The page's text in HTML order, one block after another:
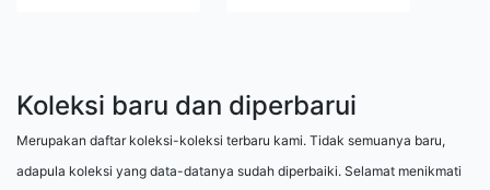
Koleksi baru dan diperbarui
Merupakan daftar koleksi-koleksi terbaru kami. Tidak semuanya baru,
adapula koleksi yang data-datanya sudah diperbaiki. Selamat menikmati